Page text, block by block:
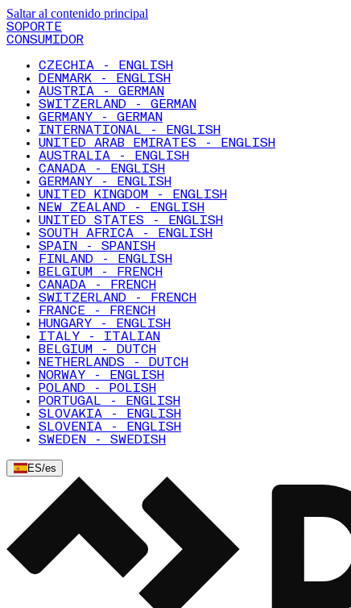
Saltar al contenido principal
SOPORTE
CONSUMIDOR
CZECHIA - ENGLISH
DENMARK - ENGLISH
AUSTRIA - GERMAN
SWITZERLAND - GERMAN
GERMANY - GERMAN
INTERNATIONAL - ENGLISH
UNITED ARAB EMIRATES - ENGLISH
AUSTRALIA - ENGLISH
CANADA - ENGLISH
GERMANY - ENGLISH
UNITED KINGDOM - ENGLISH
NEW ZEALAND - ENGLISH
UNITED STATES - ENGLISH
SOUTH AFRICA - ENGLISH
SPAIN - SPANISH
FINLAND - ENGLISH
BELGIUM - FRENCH
CANADA - FRENCH
SWITZERLAND - FRENCH
FRANCE - FRENCH
HUNGARY - ENGLISH
ITALY - ITALIAN
BELGIUM - DUTCH
NETHERLANDS - DUTCH
NORWAY - ENGLISH
POLAND - POLISH
PORTUGAL - ENGLISH
SLOVAKIA - ENGLISH
SLOVENIA - ENGLISH
SWEDEN - SWEDISH
ES/es